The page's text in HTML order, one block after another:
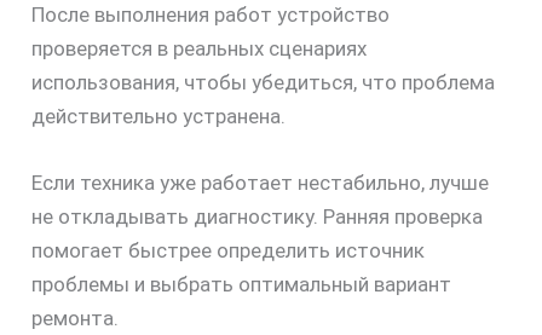
После выполнения работ устройство
проверяется в реальных сценариях
использования, чтобы убедиться, что проблема
действительно устранена.
Если техника уже работает нестабильно, лучше
не откладывать диагностику. Ранняя проверка
помогает быстрее определить источник
проблемы и выбрать оптимальный вариант
ремонта.